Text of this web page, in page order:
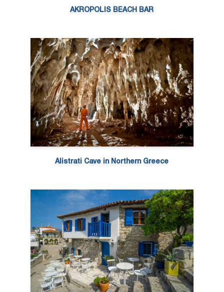
AKROPOLIS BEACH BAR
Alistrati Cave in Northern Greece